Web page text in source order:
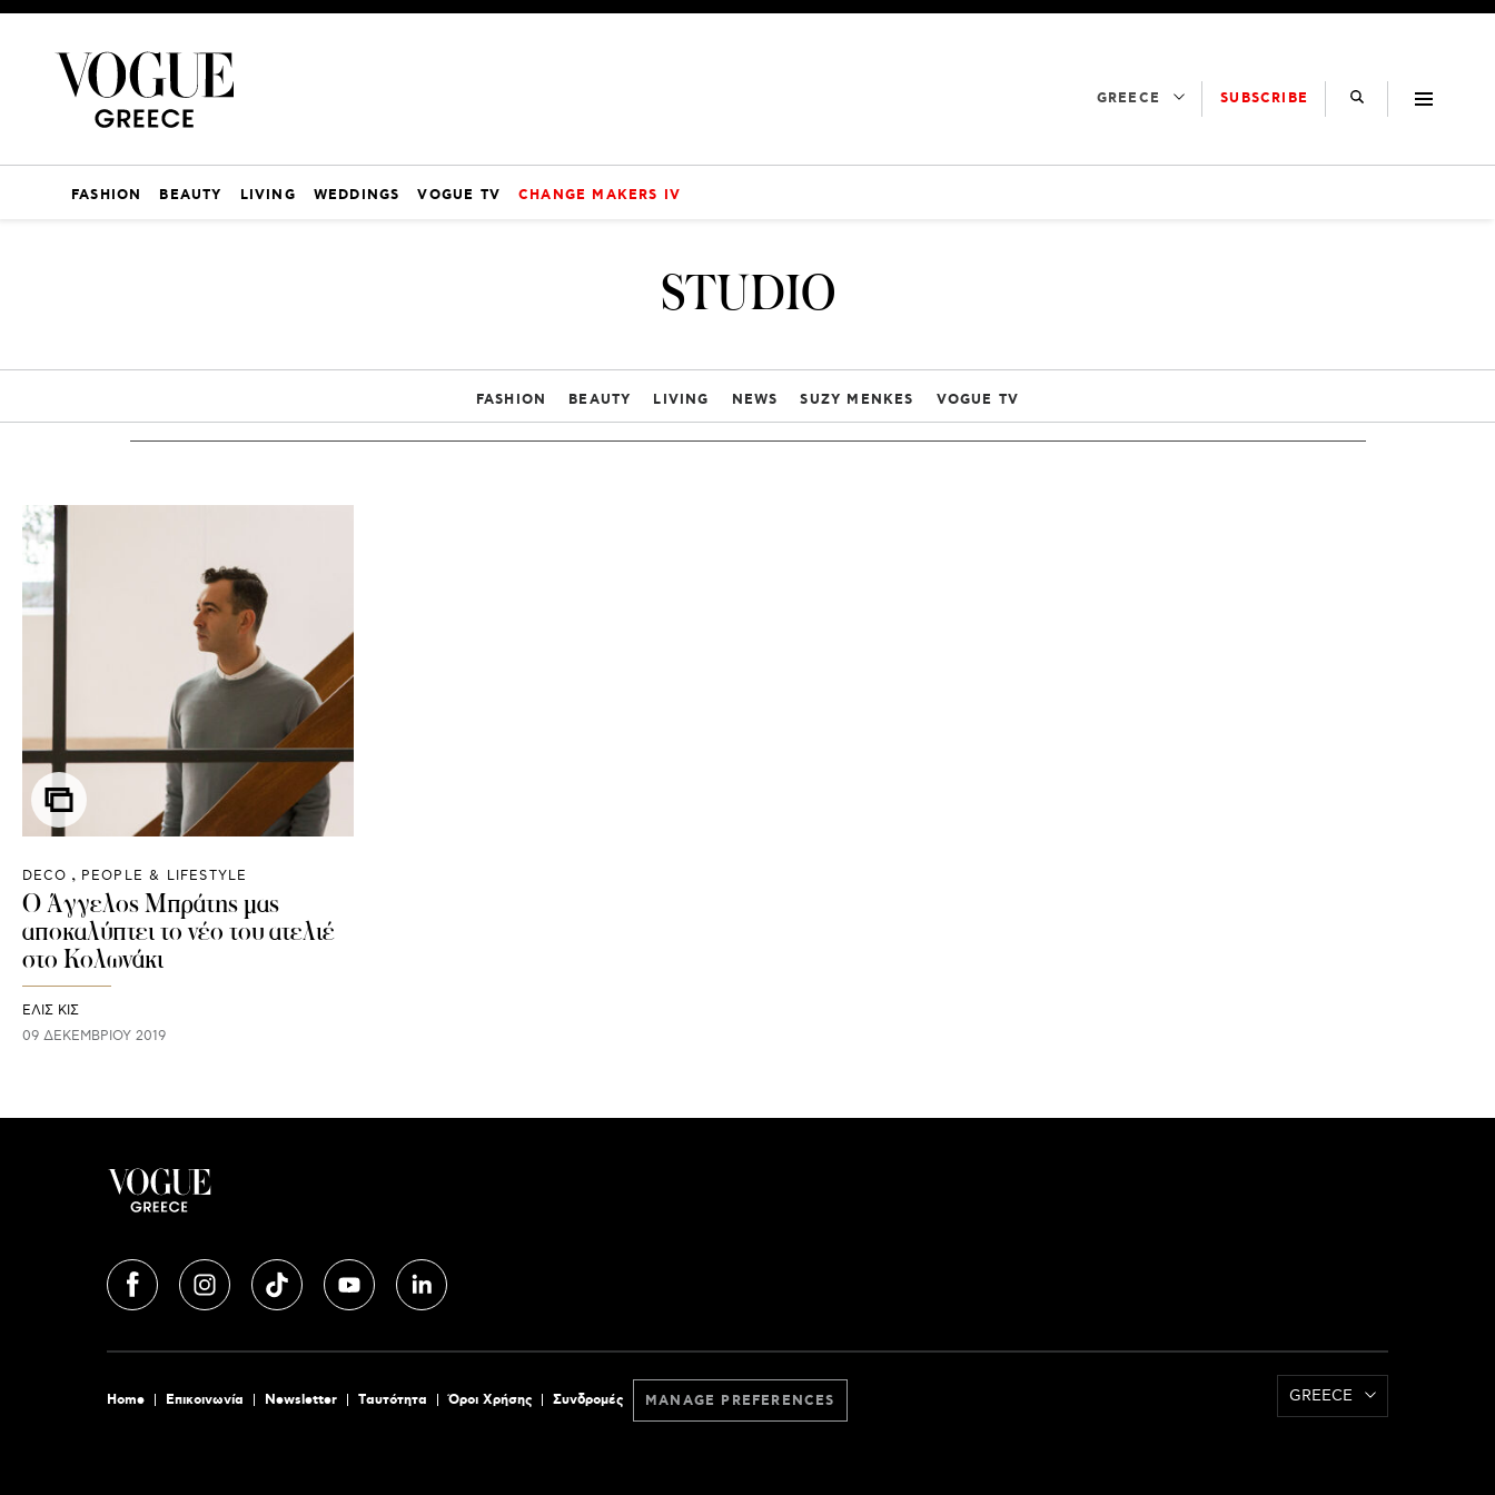
GREECE SUBSCRIBE
FASHION BEAUTY LIVING WEDDINGS VOGUE TV CHANGE MAKERS IV
STUDIO
FASHION BEAUTY LIVING NEWS SUZY MENKES VOGUE TV
DECO PEOPLE & LIFESTYLE
Ο Άγγελος Μπράτης μας
αποκαλύπτει το νέο του ατελιέ
στο Κολωνάκι
ΕΛΙΣ ΚΙΣ
09 ΔΕΚΕΜΒΡΊΟΥ 2019
Home Επικοινωνία Newsletter Tαυτότητα Όροι Χρήσης Συνδρομές MANAGE PREFERENCES GREECE